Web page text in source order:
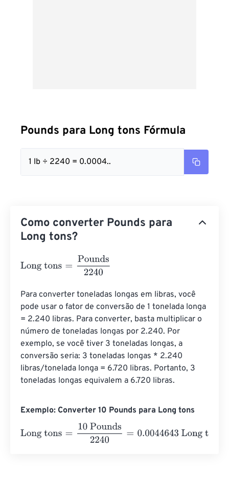
Pounds para Long tons Fórmula
1 lb ÷ 2240 = 0.0004..
Como converter Pounds para
Long tons?
Long tons Pounds2240
Para converter toneladas longas em libras, você
pode usar o fator de conversão de 1 tonelada longa
= 2.240 libras. Para converter, basta multiplicar o
número de toneladas longas por 2.240. Por
exemplo, se você tiver 3 toneladas longas, a
conversão seria: 3 toneladas longas * 2.240
libras/tonelada longa = 6.720 libras. Portanto, 3
toneladas longas equivalem a 6.720 libras.
Exemplo: Converter 10 Pounds para Long tons
Long tons
10 Pounds2240= 0.0044643 Long tons